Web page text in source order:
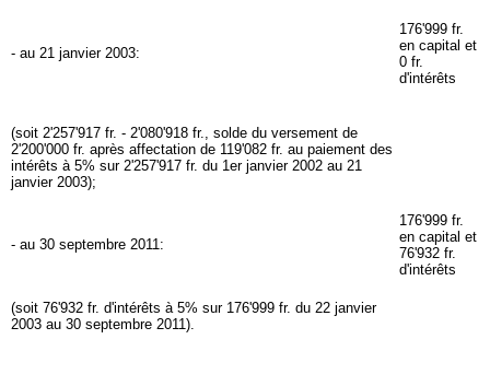
- au 21 janvier 2003:
176'999 fr.
en capital et
0 fr.
d'intérêts
(soit 2'257'917 fr. - 2'080'918 fr., solde du versement de
2'200'000 fr. après affectation de 119'082 fr. au paiement des
intérêts à 5% sur 2'257'917 fr. du 1er janvier 2002 au 21
janvier 2003);
- au 30 septembre 2011:
176'999 fr.
en capital et
76'932 fr.
d'intérêts
(soit 76'932 fr. d'intérêts à 5% sur 176'999 fr. du 22 janvier
2003 au 30 septembre 2011).